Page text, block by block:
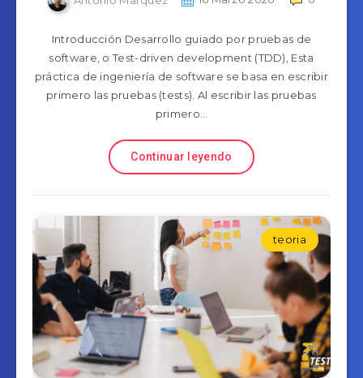
Introducción Desarrollo guiado por pruebas de
software, o Test-driven development (TDD), Esta
práctica de ingeniería de software se basa en escribir
primero las pruebas (tests). Al escribir las pruebas
primero…
Continuar leyendo
teoria